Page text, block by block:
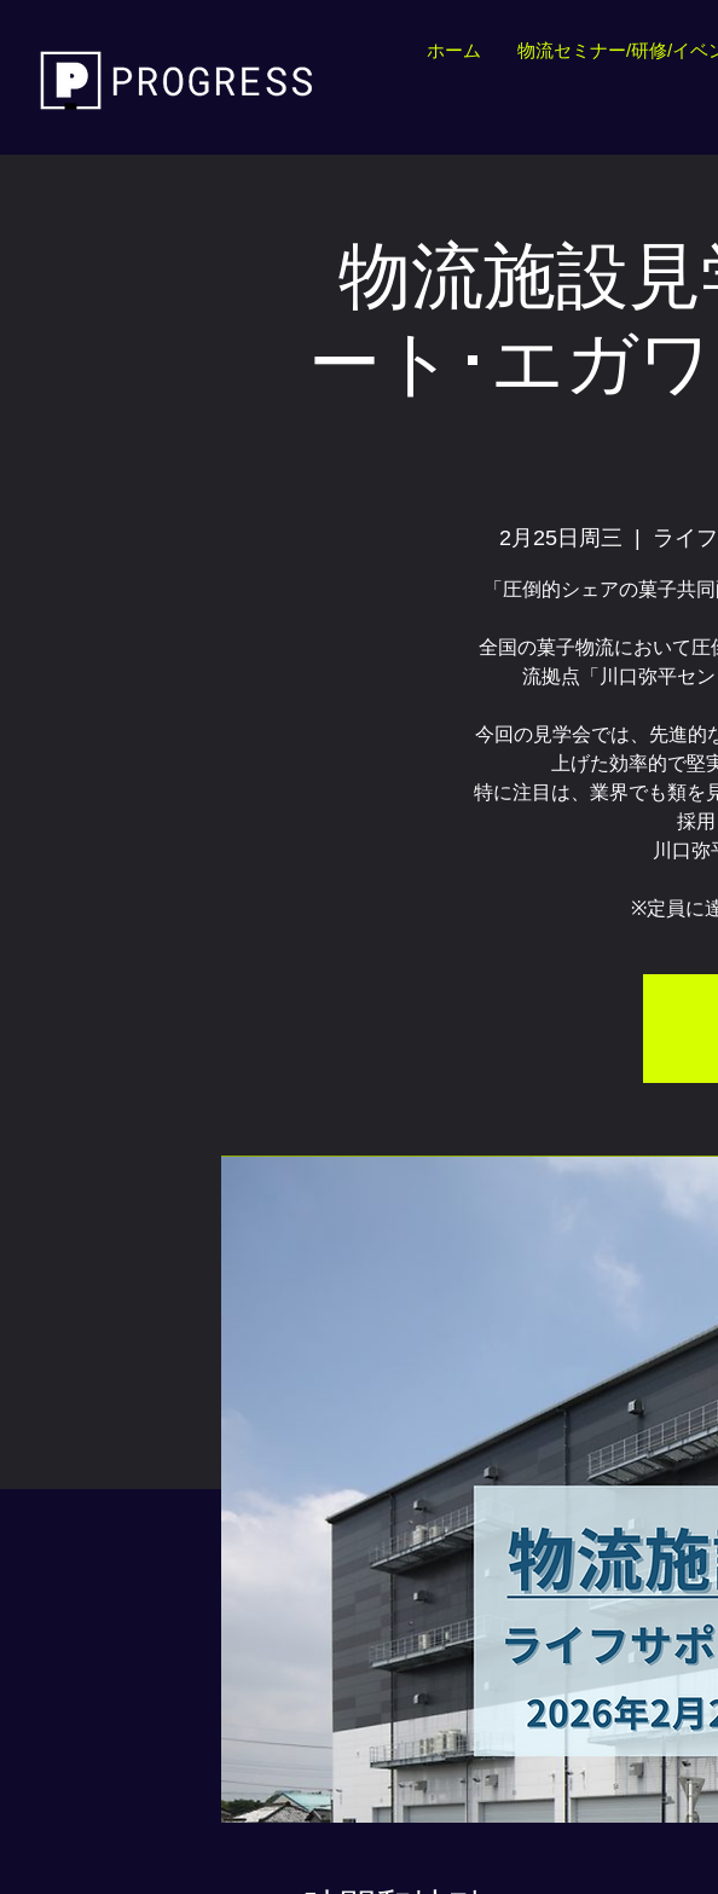
ホーム 物流セミナー/研修/イベ
物流施設
ート･エガ
2月25日周三 ライ
「圧倒的シェアの菓子共
全国の菓子物流において
流拠点「川口弥平セ
今回の見学会では、先進的
上げた効率的で堅
特に注目は、業界でも類を
採用
川口弥
※定員に